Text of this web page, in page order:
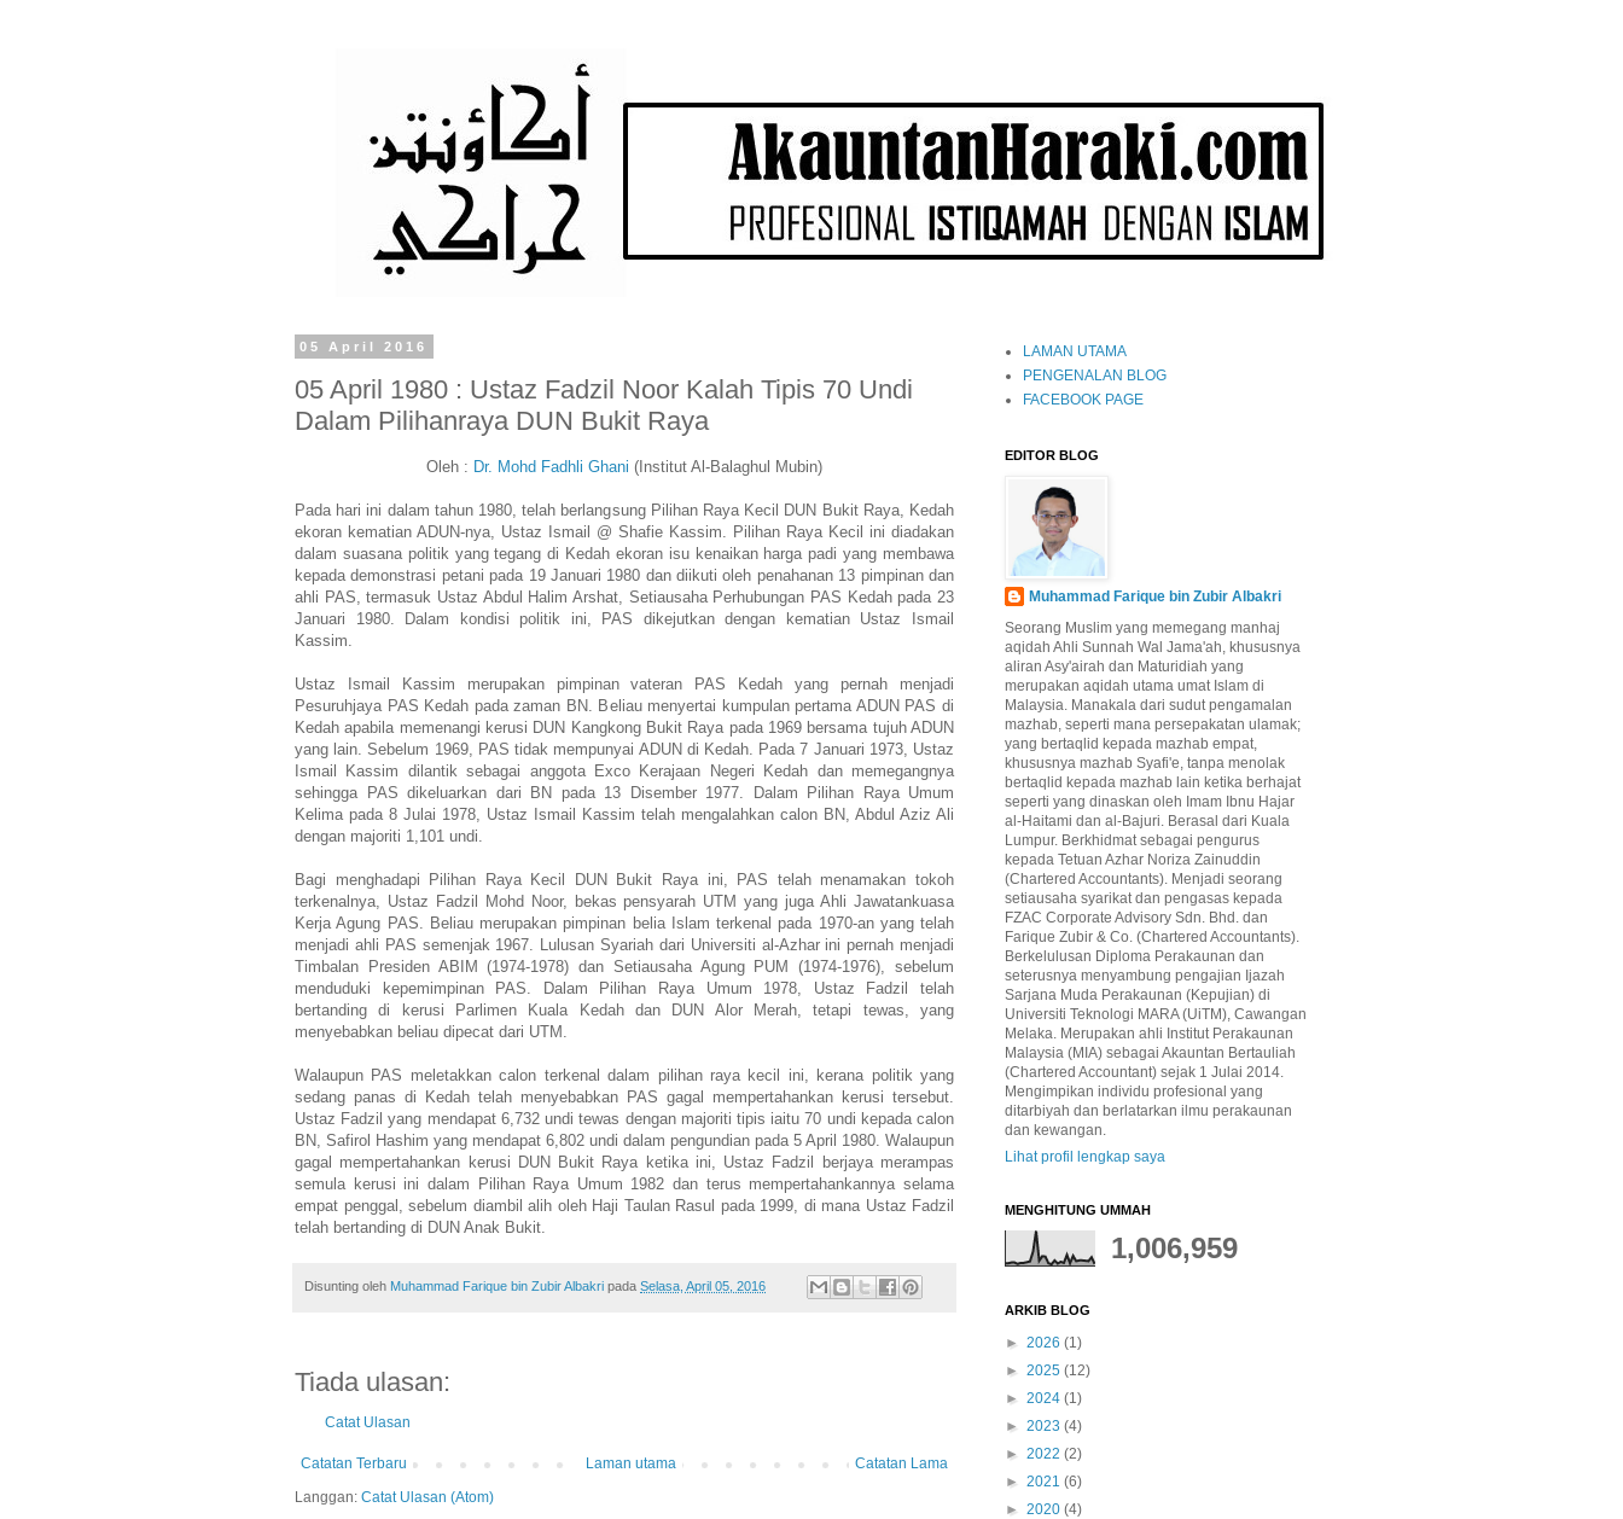
05 April 2016
05 April 1980 : Ustaz Fadzil Noor Kalah Tipis 70 Undi
Dalam Pilihanraya DUN Bukit Raya
Oleh : Dr. Mohd Fadhli Ghani (Institut Al-Balaghul Mubin)
Pada hari ini dalam tahun 1980, telah berlangsung Pilihan Raya Kecil DUN Bukit Raya, Kedah
ekoran kematian ADUN-nya, Ustaz Ismail @ Shafie Kassim. Pilihan Raya Kecil ini diadakan
dalam suasana politik yang tegang di Kedah ekoran isu kenaikan harga padi yang membawa
kepada demonstrasi petani pada 19 Januari 1980 dan diikuti oleh penahanan 13 pimpinan dan
ahli PAS, termasuk Ustaz Abdul Halim Arshat, Setiausaha Perhubungan PAS Kedah pada 23
Januari 1980. Dalam kondisi politik ini, PAS dikejutkan dengan kematian Ustaz Ismail
Kassim.
Ustaz Ismail Kassim merupakan pimpinan vateran PAS Kedah yang pernah menjadi
Pesuruhjaya PAS Kedah pada zaman BN. Beliau menyertai kumpulan pertama ADUN PAS di
Kedah apabila memenangi kerusi DUN Kangkong Bukit Raya pada 1969 bersama tujuh ADUN
yang lain. Sebelum 1969, PAS tidak mempunyai ADUN di Kedah. Pada 7 Januari 1973, Ustaz
Ismail Kassim dilantik sebagai anggota Exco Kerajaan Negeri Kedah dan memegangnya
sehingga PAS dikeluarkan dari BN pada 13 Disember 1977. Dalam Pilihan Raya Umum
Kelima pada 8 Julai 1978, Ustaz Ismail Kassim telah mengalahkan calon BN, Abdul Aziz Ali
dengan majoriti 1,101 undi.
Bagi menghadapi Pilihan Raya Kecil DUN Bukit Raya ini, PAS telah menamakan tokoh
terkenalnya, Ustaz Fadzil Mohd Noor, bekas pensyarah UTM yang juga Ahli Jawatankuasa
Kerja Agung PAS. Beliau merupakan pimpinan belia Islam terkenal pada 1970-an yang telah
menjadi ahli PAS semenjak 1967. Lulusan Syariah dari Universiti al-Azhar ini pernah menjadi
Timbalan Presiden ABIM (1974-1978) dan Setiausaha Agung PUM (1974-1976), sebelum
menduduki kepemimpinan PAS. Dalam Pilihan Raya Umum 1978, Ustaz Fadzil telah
bertanding di kerusi Parlimen Kuala Kedah dan DUN Alor Merah, tetapi tewas, yang
menyebabkan beliau dipecat dari UTM.
Walaupun PAS meletakkan calon terkenal dalam pilihan raya kecil ini, kerana politik yang
sedang panas di Kedah telah menyebabkan PAS gagal mempertahankan kerusi tersebut.
Ustaz Fadzil yang mendapat 6,732 undi tewas dengan majoriti tipis iaitu 70 undi kepada calon
BN, Safirol Hashim yang mendapat 6,802 undi dalam pengundian pada 5 April 1980. Walaupun
gagal mempertahankan kerusi DUN Bukit Raya ketika ini, Ustaz Fadzil berjaya merampas
semula kerusi ini dalam Pilihan Raya Umum 1982 dan terus mempertahankannya selama
empat penggal, sebelum diambil alih oleh Haji Taulan Rasul pada 1999, di mana Ustaz Fadzil
telah bertanding di DUN Anak Bukit.
Disunting oleh Muhammad Farique bin Zubir Albakri pada Selasa, April 05, 2016
Tiada ulasan:
Catat Ulasan
Catatan Terbaru Catatan Lama
Laman utama
Langgan: Catat Ulasan (Atom)
LAMAN UTAMA
PENGENALAN BLOG
FACEBOOK PAGE
EDITOR BLOG
Muhammad Farique bin Zubir Albakri
Seorang Muslim yang memegang manhaj
aqidah Ahli Sunnah Wal Jama'ah, khususnya
aliran Asy'airah dan Maturidiah yang
merupakan aqidah utama umat Islam di
Malaysia. Manakala dari sudut pengamalan
mazhab, seperti mana persepakatan ulamak;
yang bertaqlid kepada mazhab empat,
khususnya mazhab Syafi'e, tanpa menolak
bertaqlid kepada mazhab lain ketika berhajat
seperti yang dinaskan oleh Imam Ibnu Hajar
al-Haitami dan al-Bajuri. Berasal dari Kuala
Lumpur. Berkhidmat sebagai pengurus
kepada Tetuan Azhar Noriza Zainuddin
(Chartered Accountants). Menjadi seorang
setiausaha syarikat dan pengasas kepada
FZAC Corporate Advisory Sdn. Bhd. dan
Farique Zubir & Co. (Chartered Accountants).
Berkelulusan Diploma Perakaunan dan
seterusnya menyambung pengajian Ijazah
Sarjana Muda Perakaunan (Kepujian) di
Universiti Teknologi MARA (UiTM), Cawangan
Melaka. Merupakan ahli Institut Perakaunan
Malaysia (MIA) sebagai Akauntan Bertauliah
(Chartered Accountant) sejak 1 Julai 2014.
Mengimpikan individu profesional yang
ditarbiyah dan berlatarkan ilmu perakaunan
dan kewangan.
Lihat profil lengkap saya
MENGHITUNG UMMAH
1,006,959
ARKIB BLOG
► 2026 (1)
► 2025 (12)
► 2024 (1)
► 2023 (4)
► 2022 (2)
► 2021 (6)
► 2020 (4)